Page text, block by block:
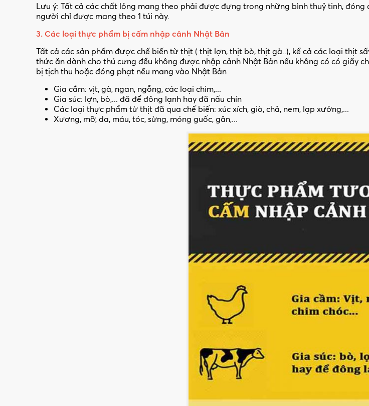
Lưu ý: Tất cả các chất lỏng mang theo phải được đựng trong những bình thuỷ tinh,
người chỉ được mang theo 1 túi này.
3. Các loại thực phẩm bị cấm nhập cảnh Nhật Bản
Tất cả các sản phẩm được chế biến từ thịt ( thịt lợn, thịt bò, thịt gà..), kể cả các loại thịt
thức ăn dành cho thú cưng đều không được nhập cảnh Nhật Bản nếu không có có giấy
bị tịch thu hoặc đóng phạt nếu mang vào Nhật Bản
Gia cầm: vịt, gà, ngan, ngỗng, các loại chim,...
Gia súc: lợn, bò,... đã để đông lạnh hay đã nấu chín
Các loại thực phẩm từ thịt đã qua chế biến: xúc xích, giò, chả, nem, lạp xưởng,...
Xương, mỡ, da, máu, tóc, sừng, móng guốc, gân,...